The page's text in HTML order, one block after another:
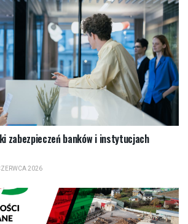
zabezpieczeń banków i instytucjach
2026